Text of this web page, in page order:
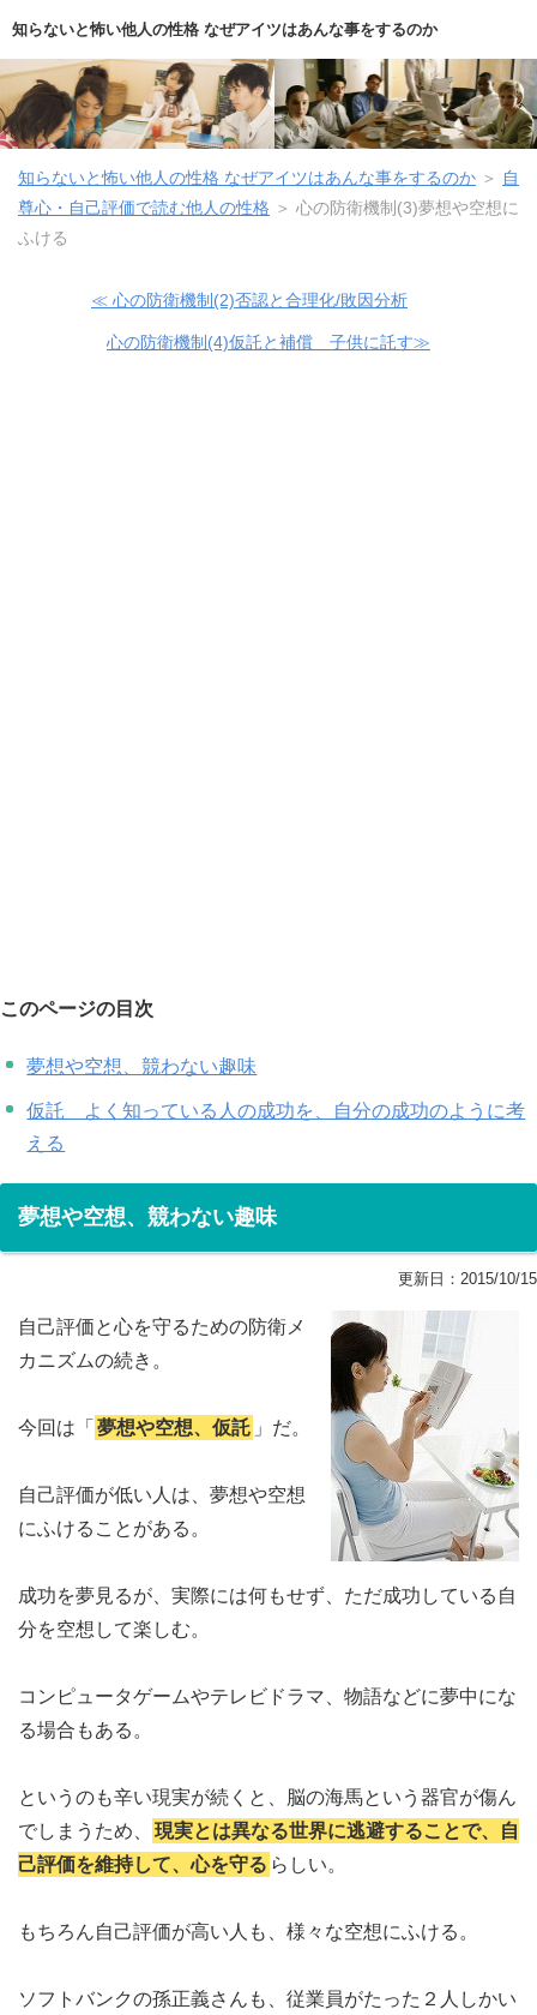
知らないと怖い他人の性格 なぜアイツはあんな事をするのか
知らないと怖い他人の性格 なぜアイツはあんな事をするのか ＞
自
尊心・自己評価で読む他人の性格 ＞ 心の防衛機制(3)夢想や空想に
ふける
≪ 心の防衛機制(2)否認と合理化/敗因分析
心の防衛機制(4)仮託と補償 子供に託す≫
このページの目次
夢想や空想、競わない趣味
仮託 よく知っている人の成功を、自分の成功のように考
える
夢想や空想、競わない趣味
更新日： 2015/10/15
自己評価と心を守るための防衛メ
カニズムの続き。
今回は「 夢想や空想、仮託 」だ。
自己評価が低い人は、夢想や空想
にふけることがある。
成功を夢見るが、実際には何もせず、ただ成功している自
分を空想して楽しむ。
コンピュータゲームやテレビドラマ、物語などに夢中にな
る場合もある。
というのも辛い現実が続くと、脳の海馬という器官が傷ん
でしまうため、
現実とは異なる世界に逃避することで、自
己評価を維持して、心を守る らしい。
もちろん自己評価が高い人も、様々な空想にふける。
ソフトバンクの孫正義さんも、従業員がたった２人しかい